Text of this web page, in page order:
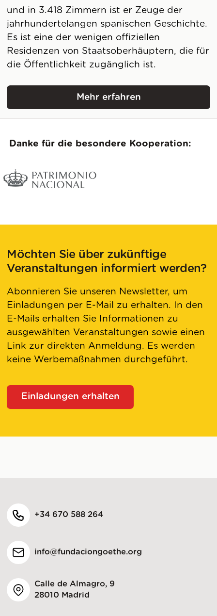
und in 3.418 Zimmern ist er Zeuge der
jahrhundertelangen spanischen Geschichte.
Es ist eine der wenigen offiziellen
Residenzen von Staatsoberhäuptern, die für
die Öffentlichkeit zugänglich ist.
Mehr erfahren
Palacio Real Madrid
Danke für die besondere Kooperation:
Möchten Sie über zukünftige
Veranstaltungen informiert werden?
Abonnieren Sie unseren Newsletter, um
Einladungen per E-Mail zu erhalten. In den
E-Mails erhalten Sie Informationen zu
ausgewählten Veranstaltungen sowie einen
Link zur direkten Anmeldung. Es werden
keine Werbemaßnahmen durchgeführt.
Einladungen erhalten
+34 670 588 264
info@fundaciongoethe.org
Calle de Almagro, 9
28010 Madrid